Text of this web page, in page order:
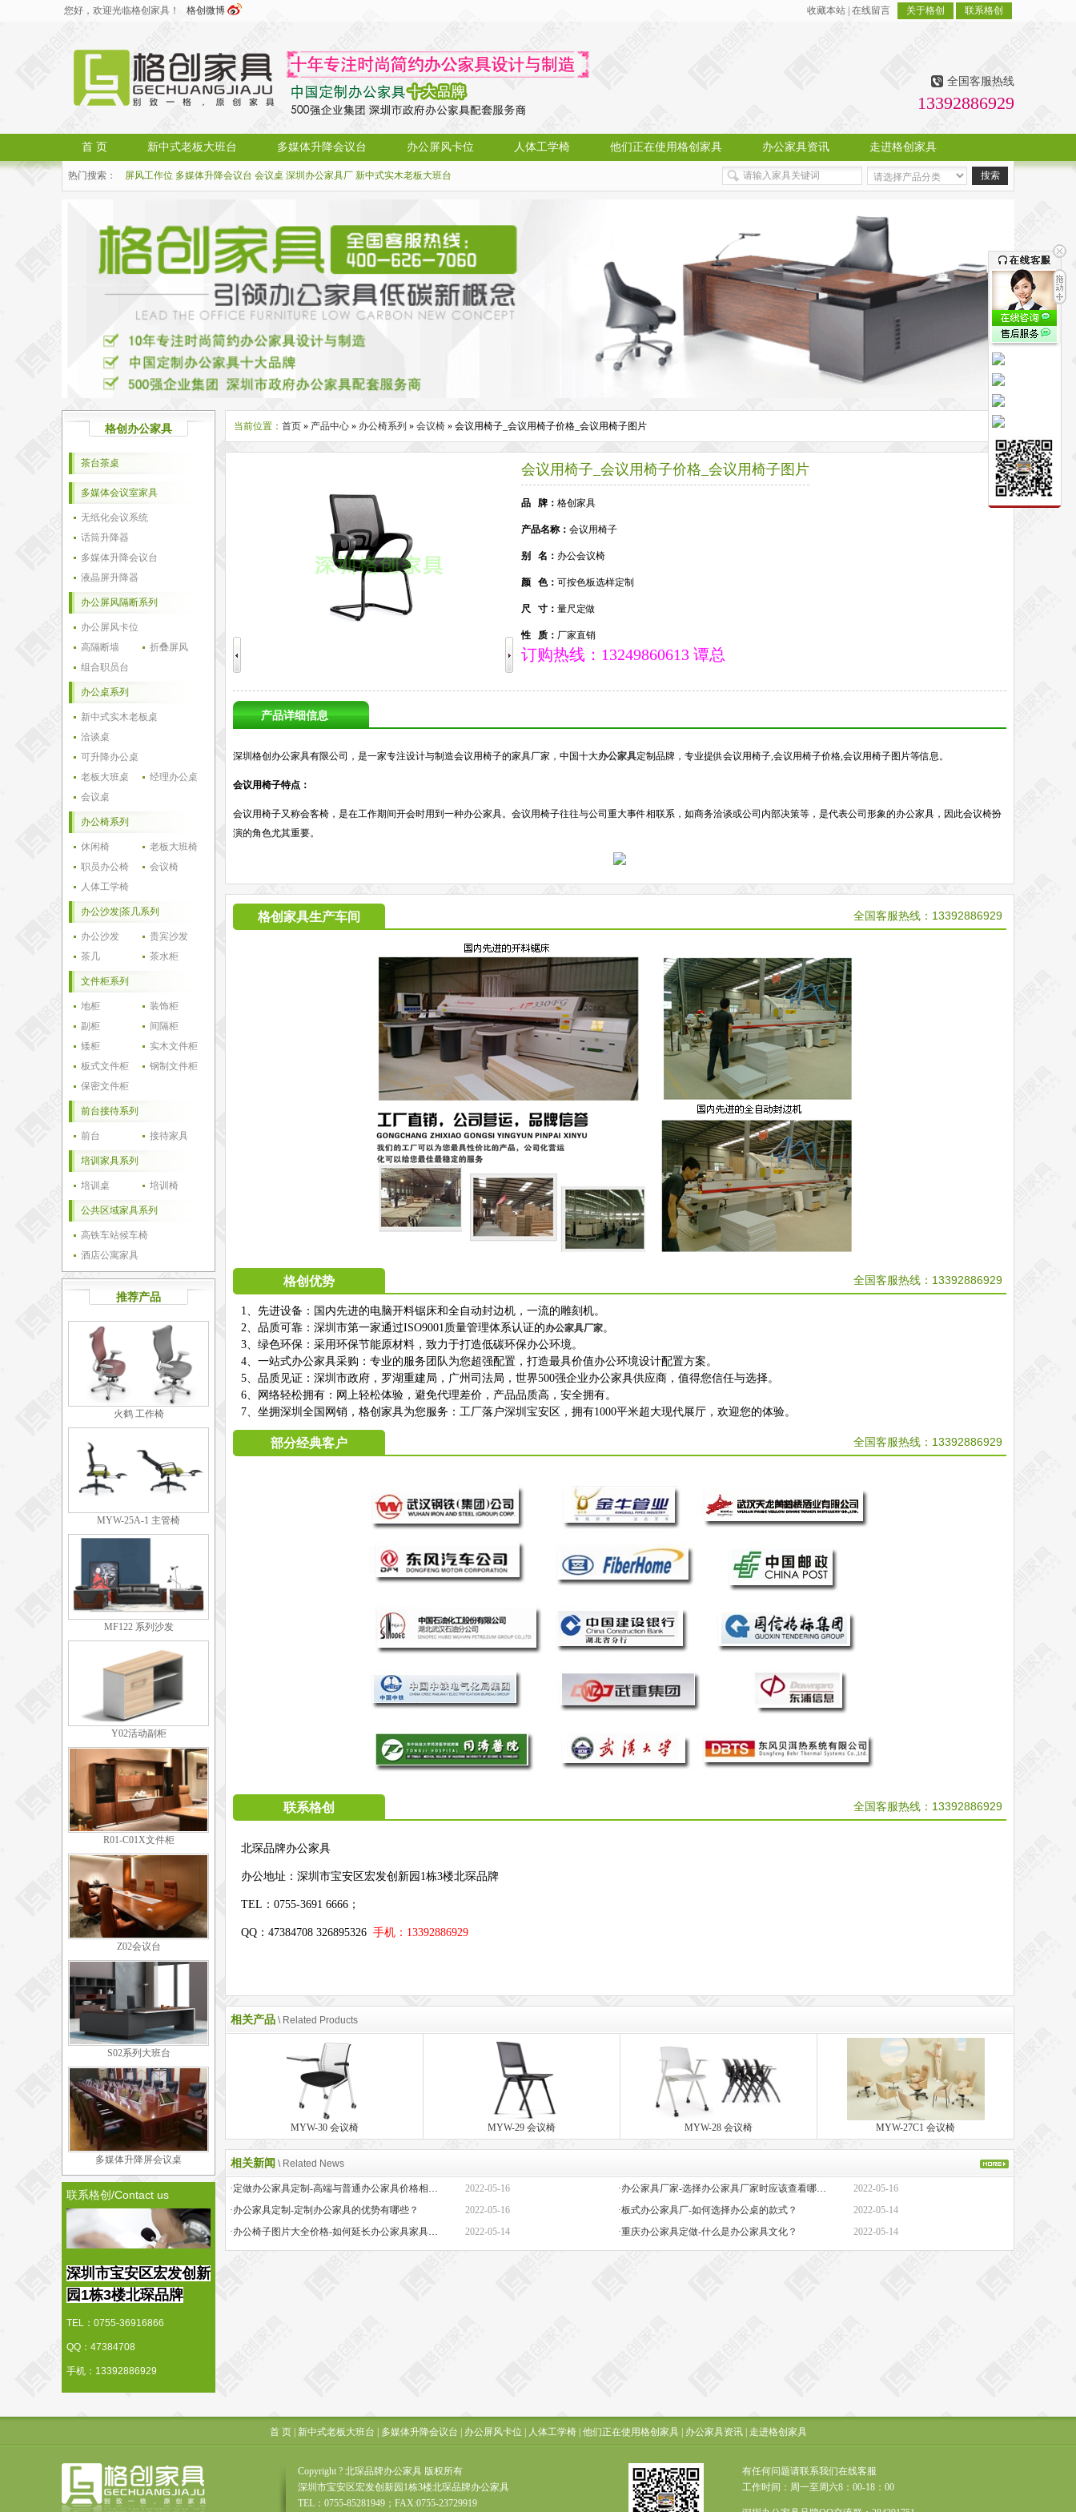
您好，欢迎光临格创家具！ 格创微博 收藏本站 在线留言 关于格创 联系格创
全国客服热线
13392886929
首 页 新中式老板大班台 多媒体升降会议台 办公屏风卡位 人体工学椅 他们正在使用格创家具 办公家具资讯 走进格创家具
热门搜索： 屏风工作位 多媒体升降会议台 会议桌 深圳办公家具厂 新中式实木老板大班台
格创办公家具
茶台茶桌
多媒体会议室家具
无纸化会议系统
话筒升降器
多媒体升降会议台
液晶屏升降器
办公屏风隔断系列
办公屏风卡位
高隔断墙
折叠屏风
组合职员台
办公桌系列
新中式实木老板桌
洽谈桌
可升降办公桌
老板大班桌
经理办公桌
会议桌
办公椅系列
休闲椅
老板大班椅
职员办公椅
会议椅
人体工学椅
办公沙发|茶几系列
办公沙发
贵宾沙发
茶几
茶水柜
文件柜系列
地柜
装饰柜
副柜
间隔柜
矮柜
实木文件柜
板式文件柜
钢制文件柜
保密文件柜
前台接待系列
前台 接待家具
培训家具系列
培训桌 培训椅
公共区域家具系列
高铁车站候车椅
酒店公寓家具
推荐产品
火鹤 工作椅
MYW-25A-1 主管椅
MF122 系列沙发
Y02活动副柜
R01-C01X文件柜
Z02会议台
S02系列大班台
多媒体升降屏会议桌
联系格创/Contact us
深圳市宝安区宏发创新
园1栋3楼北琛品牌
TEL：0755-36916866
QQ：47384708
手机：13392886929
当前位置： 首页 » 产品中心 » 办公椅系列 » 会议椅 » 会议用椅子_会议用椅子价格_会议用椅子图片
会议用椅子_会议用椅子价格_会议用椅子图片
品 牌： 格创家具
产品名称： 会议用椅子
别 名： 办公会议椅
颜 色： 可按色板选样定制
尺 寸： 量尺定做
性 质： 厂家直销
订购热线：13249860613 谭总
产品详细信息
深圳格创办公家具有限公司，是一家专注设计与制造会议用椅子的家具厂家，中国十大办公家具定制品牌，专业提供会议用椅子,会议用椅子价格,会议用椅子图片等信息。
会议用椅子特点：
会议用椅子又称会客椅，是在工作期间开会时用到一种办公家具。会议用椅子往往与公司重大事件相联系，如商务洽谈或公司内部决策等，是代表公司形象的办公家具，因此会议椅扮
演的角色尤其重要。
格创家具生产车间 全国客服热线：13392886929
格创优势 全国客服热线：13392886929
1、先进设备：国内先进的电脑开料锯床和全自动封边机，一流的雕刻机。
2、品质可靠：深圳市第一家通过ISO9001质量管理体系认证的办公家具厂家。
3、绿色环保：采用环保节能原材料，致力于打造低碳环保办公环境。
4、一站式办公家具采购：专业的服务团队为您超强配置，打造最具价值办公环境设计配置方案。
5、品质见证：深圳市政府，罗湖重建局，广州司法局，世界500强企业办公家具供应商，值得您信任与选择。
6、网络轻松拥有：网上轻松体验，避免代理差价，产品品质高，安全拥有。
7、坐拥深圳全国网销，格创家具为您服务：工厂落户深圳宝安区，拥有1000平米超大现代展厅，欢迎您的体验。
部分经典客户 全国客服热线： 13392886929
联系格创 全国客服热线： 13392886929
北琛品牌办公家具
办公地址： 深圳市宝安区宏发创新园1栋3楼北琛品牌
TEL：0755-3691 6666；
QQ：47384708 326895326 手机：13392886929
相关产品 \ Related Products
MYW-30 会议椅 MYW-29 会议椅 MYW-28 会议椅 MYW-27C1 会议椅
相关新闻 \ Related News
·定做办公家具定制-高端与普通办公家具价格相差巨大的原因是什么？ 2022-05-16 ·办公家具厂家-选择办公家具厂家时应该查看哪些方面？
2022-05-16
·办公家具定制-定制办公家具的优势有哪些？
2022-05-16 ·板式办公家具厂-如何选择办公桌的款式？
2022-05-14
·办公椅子图片大全价格-如何延长办公家具家具的保质期？
2022-05-14 ·重庆办公家具定做-什么是办公家具文化？ 2022-05-14
首 页| 新中式老板大班台 多媒体升降会议台 办公屏风卡位 人体工学椅| 他们正在使用格创家具| 办公家具资讯| 走进格创家具
Copyright ? 北琛品牌办公家具 版权所有
深圳市宝安区宏发创新园1栋3楼北琛品牌办公家具
TEL：0755-85281949；FAX:0755-23729919
有任何问题请联系我们在线客服
工作时间：周一至周六8：00-18：00